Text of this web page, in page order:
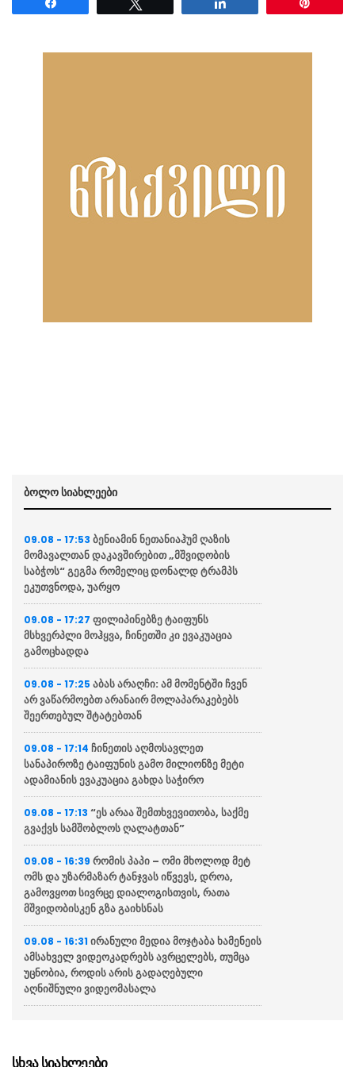
ბოლო სიახლეები
09.08 - 17:53 ბენიამინ ნეთანიაჰუმ ღაზის
მომავალთან დაკავშირებით „მშვიდობის
საბჭოს“ გეგმა რომელიც დონალდ ტრამპს
ეკუთვნოდა, უარყო
09.08 - 17:27 ფილიპინებზე ტაიფუნს
მსხვერპლი მოჰყვა, ჩინეთში კი ევაკუაცია
გამოცხადდა
09.08 - 17:25 აბას არაღჩი: ამ მომენტში ჩვენ
არ ვაწარმოებთ არანაირ მოლაპარაკებებს
შეერთებულ შტატებთან
09.08 - 17:14 ჩინეთის აღმოსავლეთ
სანაპიროზე ტაიფუნის გამო მილიონზე მეტი
ადამიანის ევაკუაცია გახდა საჭირო
09.08 - 17:13 “ეს არაა შემთხვევითობა, საქმე
გვაქვს სამშობლოს ღალატთან”
09.08 - 16:39 რომის პაპი – ომი მხოლოდ მეტ
ომს და უზარმაზარ ტანჯვას იწვევს, დროა,
გამოვყოთ სივრცე დიალოგისთვის, რათა
მშვიდობისკენ გზა გაიხსნას
09.08 - 16:31 ირანული მედია მოჯტაბა ხამენეის
ამსახველ ვიდეოკადრებს ავრცელებს, თუმცა
უცნობია, როდის არის გადაღებული
აღნიშნული ვიდეომასალა
დღეებში გაიგებს სიახლეს, – ნატას
სხვა სიახლეები